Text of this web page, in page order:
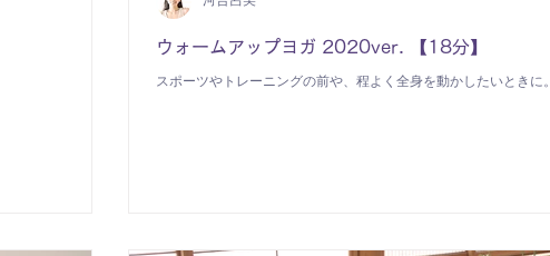
ウォームアップヨガ 2020ver. 【18分】
スポーツやトレーニングの前や、程よく全身を動かしたいときに。